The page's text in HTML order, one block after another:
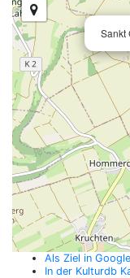
Sankt
Als Ziel in
In der Kulturdb